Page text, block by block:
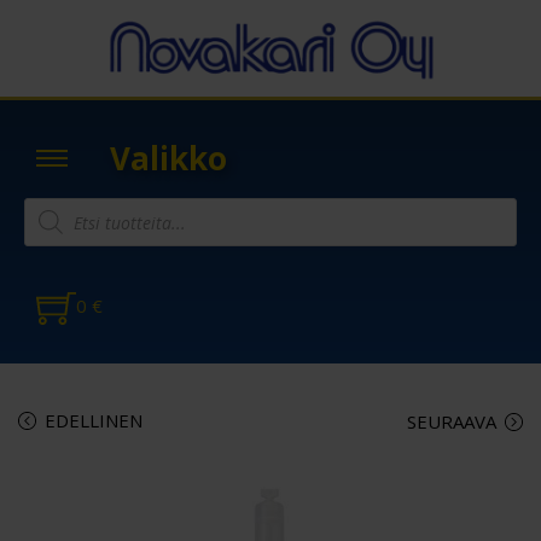
Valikko
0 €
EDELLINEN SEURAAVA